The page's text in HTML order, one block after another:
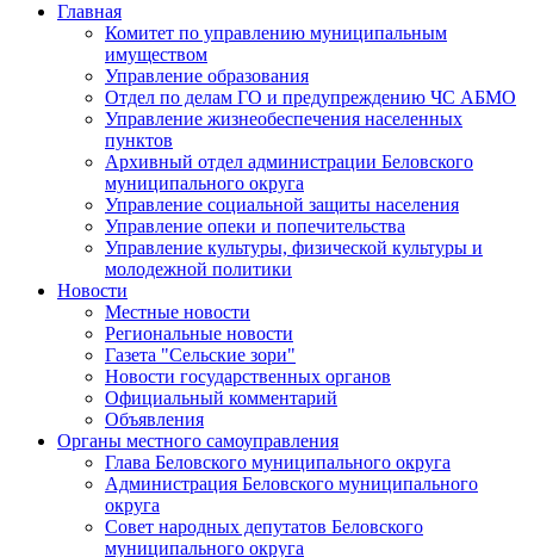
Главная
Комитет по управлению муниципальным
имуществом
Управление образования
Отдел по делам ГО и предупреждению ЧС АБМО
Управление жизнеобеспечения населенных
пунктов
Архивный отдел администрации Беловского
муниципального округа
Управление социальной защиты населения
Управление опеки и попечительства
Управление культуры, физической культуры и
молодежной политики
Новости
Местные новости
Региональные новости
Газета "Сельские зори"
Новости государственных органов
Официальный комментарий
Объявления
Органы местного самоуправления
Глава Беловского муниципального округа
Администрация Беловского муниципального
округа
Совет народных депутатов Беловского
муниципального округа